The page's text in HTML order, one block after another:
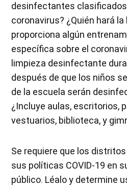
desinfectantes clasificados
coronavirus? ¿Quién hará
proporciona algún
específica sobre el
limpieza desinfectante
después de que los niños
de la escuela serán
¿Incluye aulas, escritorios,
vestuarios, biblioteca, y
Se requiere que los
sus políticas COVID-19 en
público. Léalo y determine